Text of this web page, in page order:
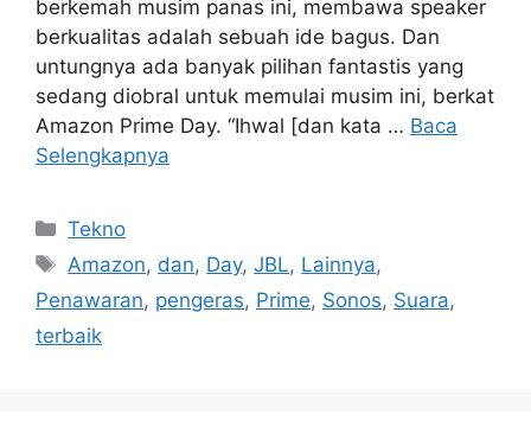
berkemah musim panas ini, membawa speaker
berkualitas adalah sebuah ide bagus. Dan
untungnya ada banyak pilihan fantastis yang
sedang diobral untuk memulai musim ini, berkat
Amazon Prime Day. “Ihwal [dan kata … Baca
Selengkapnya
Kategori
Tekno
Tag
Amazon, dan, Day,JBL, Lainnya,
Penawaran, pengeras, Prime, Sonos, Suara,
terbaik